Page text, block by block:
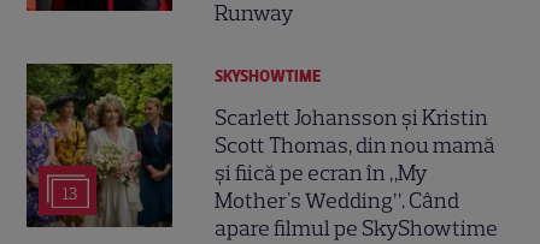
Runway
13
SKYSHOWTIME
Scarlett Johansson și Kristin
Scott Thomas, din nou mamă
și fiică pe ecran în „My
Mother's Wedding”. Când
apare filmul pe SkyShowtime